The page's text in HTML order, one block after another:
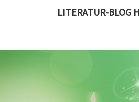
LITERATUR-BLOG